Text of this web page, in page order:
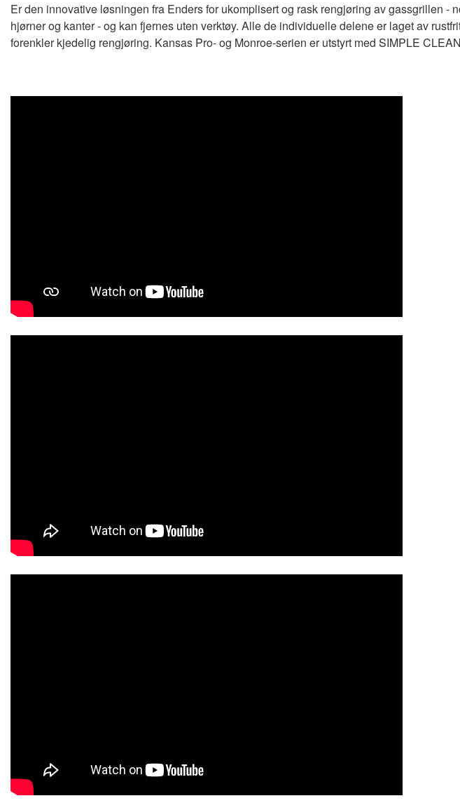
Er den innovative løsningen fra Enders for ukomplisert og rask rengjøring av gassgrillen
hjørner og kanter - og kan fjernes uten verktøy. Alle de individuelle delene er laget av
forenkler kjedelig rengjøring. Kansas Pro- og Monroe-serien er utstyrt med SIMPLE CLEAN